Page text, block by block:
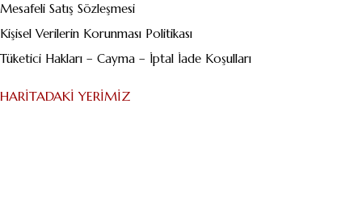
Mesafeli Satış Sözleşmesi
Kişisel Verilerin Korunması Politikası
Tüketici Hakları – Cayma – İptal İade Koşulları
HARITADAKI YERIMIZ